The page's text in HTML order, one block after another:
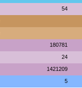
54
180781
24
1421209
5